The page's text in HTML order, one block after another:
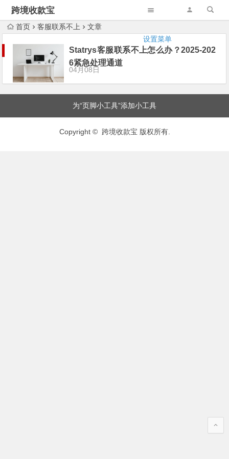
跨境收款宝
设置菜单
首页 客服联系不上 文章
Statrys客服联系不上怎么办？2025-202
6紧急处理通道
04月08日
为“页脚小工具”添加小工具
Copyright © 跨境收款宝 版权所有.